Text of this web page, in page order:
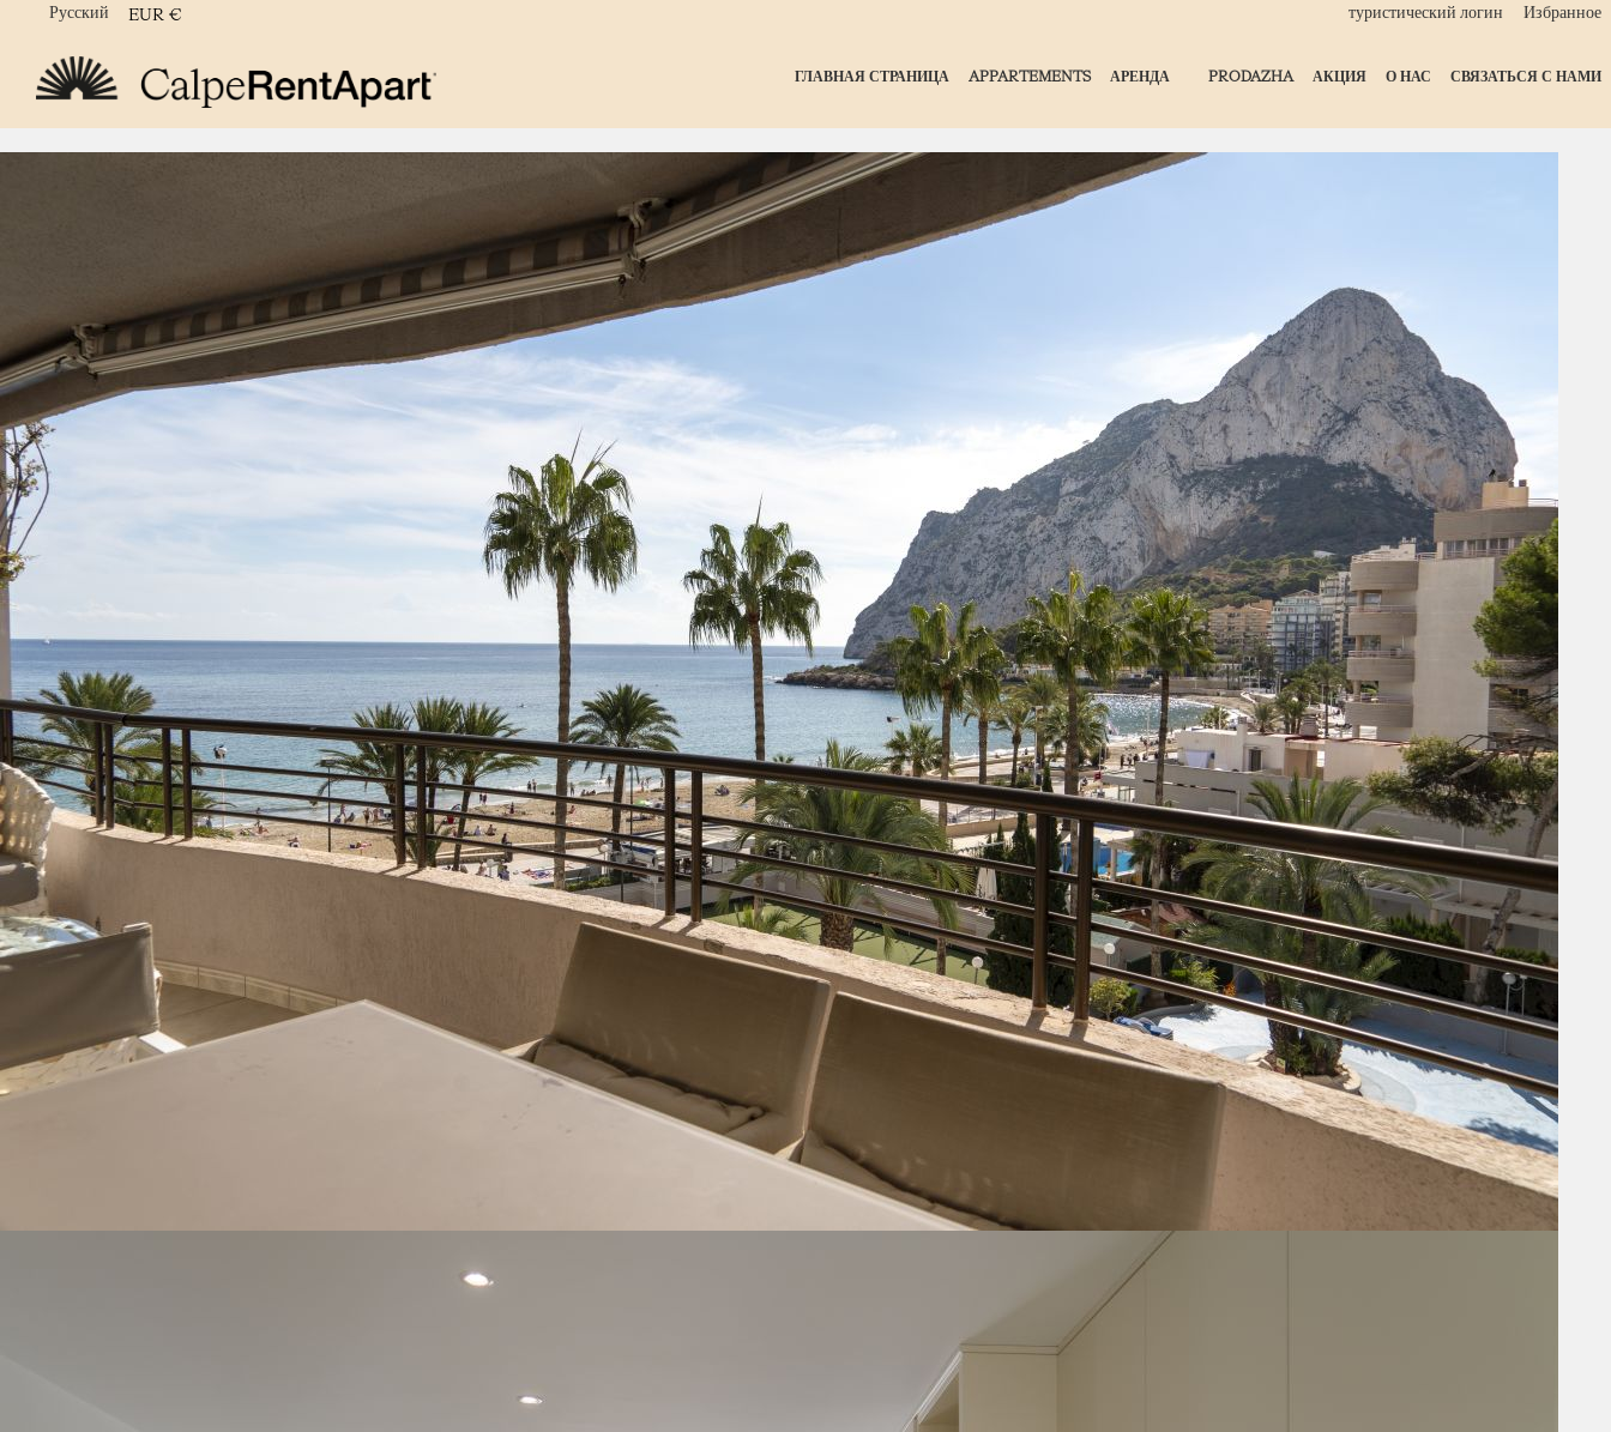
Русский EUR € Избранное
туристический логин
ГЛАВНАЯ СТРАНИЦА APPARTEMENTS АРЕНДА PRODAZHA АКЦИЯ О НАС СВЯЗАТЬСЯ С НАМИ